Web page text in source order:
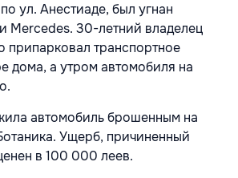
ул. Анестиаде, был угнан
Mercedes. 30-летний владелец
припарковал транспортное
дома, а утром автомобиля на
автомобиль брошенным на
Ущерб, причиненный
в 100 000 леев.